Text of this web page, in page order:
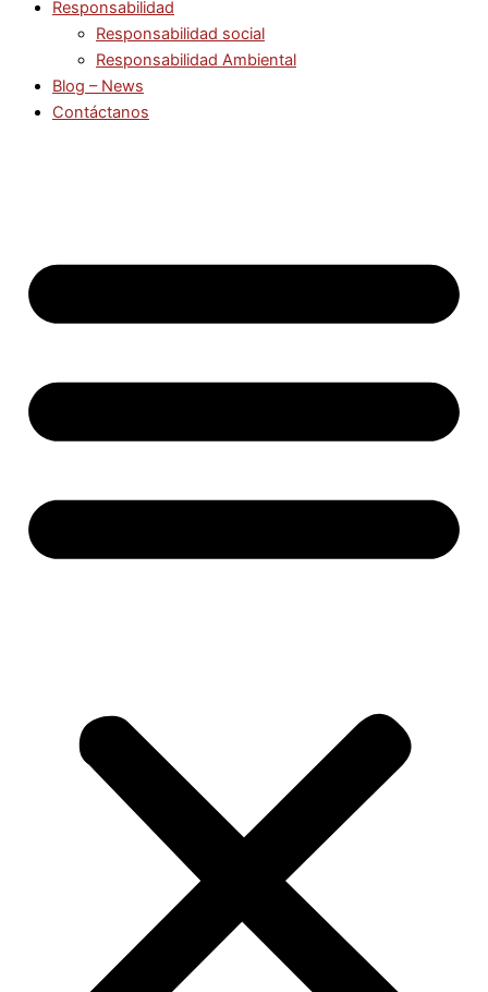
Responsabilidad
Responsabilidad social
Responsabilidad Ambiental
Blog – News
Contáctanos